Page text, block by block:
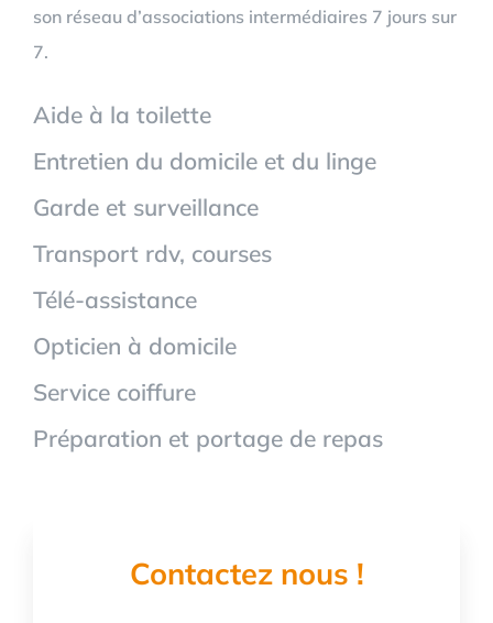
son réseau d’associations intermédiaires 7 jours sur
7.
Aide à la toilette
Entretien du domicile et du linge
Garde et surveillance
Transport rdv, courses
Télé-assistance
Opticien à domicile
Service coiffure
Préparation et portage de repas
Contactez nous !